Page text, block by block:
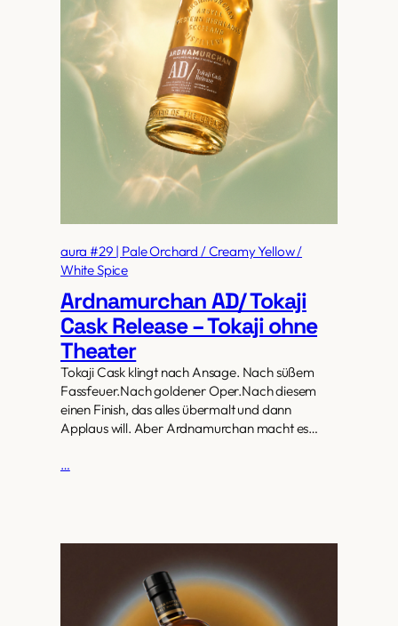
aura #29 | Pale Orchard / Creamy Yellow /
White Spice
Ardnamurchan AD/ Tokaji
Cask Release – Tokaji ohne
Theater
Tokaji Cask klingt nach Ansage. Nach süßem
Fassfeuer.Nach goldener Oper.Nach diesem
einen Finish, das alles übermalt und dann
Applaus will. Aber Ardnamurchan macht es…
…